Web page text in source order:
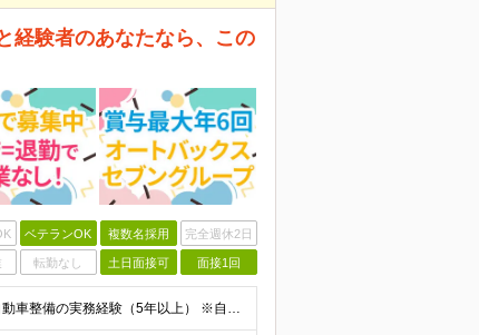
経験者のあなたなら、この
ベテランOK 複数名採用 完全週休2日
転勤なし 土日面接可 面接1回
＼30代～40代活躍中！ベテラン歓迎・管理職候補！／ ◆自動車整備の実務経験（5年以上） ※自動車整備士2級以上を想定 ◆要普免（AT限定不可） ◆マネジメント経験（規模問わず） ※学歴不問 ◎こ